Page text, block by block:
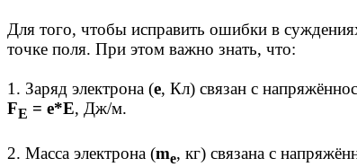
Для того, чтобы исправить ошибки в
точке поля. При этом важно знать, что:
1. Заряд электрона (е, Кл) связан с
FE = e*E, Дж/м.
2. Масса электрона (me, кг) связана с